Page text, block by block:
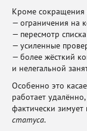
Кроме сокращения
— ограничения на
— пересмотр
— усиленные
— более жёсткий
и нелегальной
Особенно это
работает
фактически зимует
статуса.